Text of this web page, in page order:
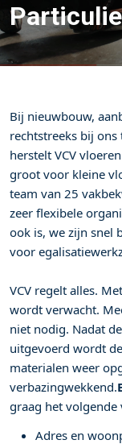
Bij nieuwbouw,
rechtstreeks bij
herstelt VCV
groot voor kleine
team van 25
zeer flexibele
ook is, we zijn snel
voor
VCV regelt alles.
wordt verwacht.
niet nodig. Nadat
uitgevoerd wordt
materialen weer
verbazingwekkend.
graag het volgende
Adres en